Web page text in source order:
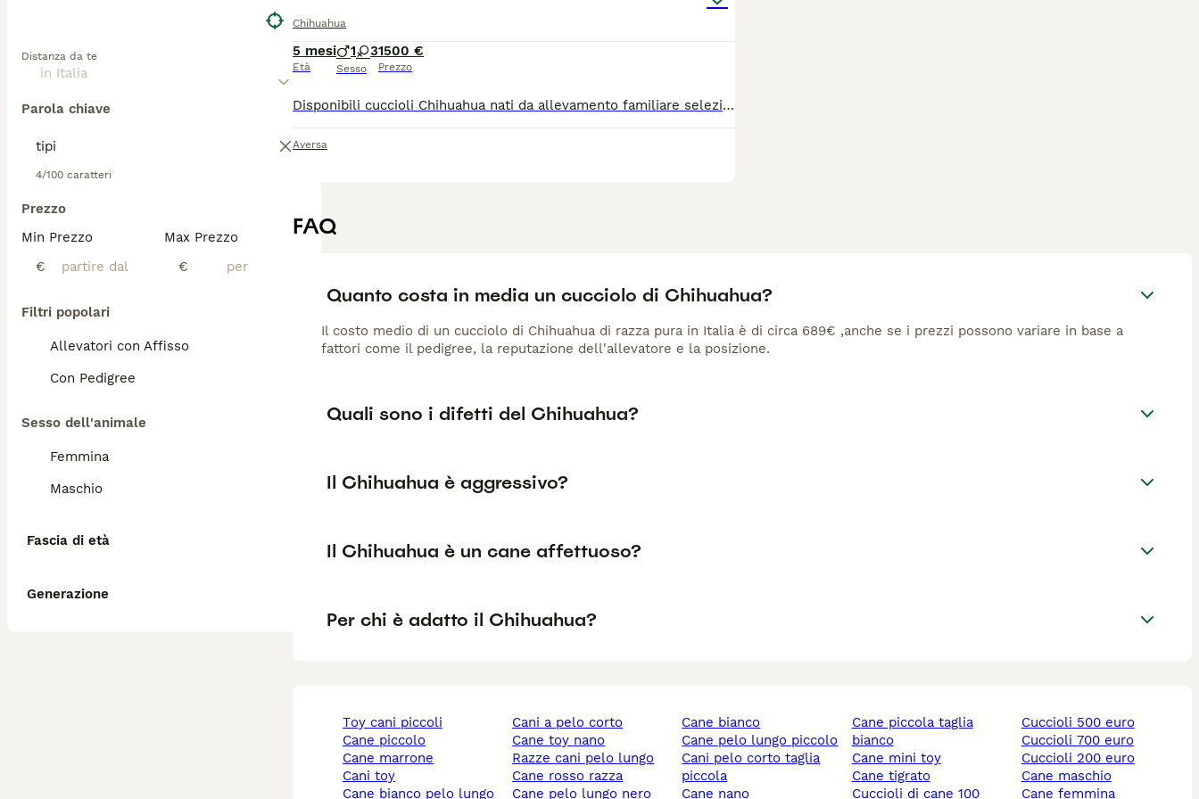
Distanza da te
Parola chiave
4/100 caratteri
Prezzo
Min Prezzo
€
Max Prezzo
€
Filtri popolari
Allevatori con Affisso
Con Pedigree
Sesso dell'animale
Femmina
Maschio
Fascia di età
Generazione
Chihuahua
5 mesi
Età
1 3
Sesso
1500 €
Prezzo
Disponibili cuccioli Chihuahua nati da allevamento familiare selezionato 🐾 I cuccioli hanno circa 40 giorni e crescono in ambiente domestico con costante attenzione alla socializzazione e allo sviluppo del carattere. Vengono abituati fin da piccoli al contatto umano e a diversi stimoli grazie a un percorso di stimolazione precoce e arricchimento ambientale. ✔️ Prima sverminazione effettuata ✔️ Svezzamento in corso ✔️ Seguiti da educatore cinofilo Saranno ceduti con: - libretto sanitario - vaccinazioni - ulteriori sverminazioni Genitori selezionati con linee di sangue di qualità, tipicità di razza e soggetti presenti anche in esposizione. 📍 Aversa (Caserta) Disponibili per famiglie serie e consapevoli.
Aversa
FAQ
Quanto costa in media un cucciolo di Chihuahua?
Il costo medio di un cucciolo di Chihuahua di razza pura in Italia è di circa 689€ ,anche se i prezzi possono variare in base a
fattori come il pedigree, la reputazione dell'allevatore e la posizione.
Quali sono i difetti del Chihuahua?
Il Chihuahua è aggressivo?
Il Chihuahua è un cane affettuoso?
Per chi è adatto il Chihuahua?
toy cani piccoli
cane piccolo
cane marrone
cani toy
cane bianco pelo lungo
cani a pelo corto
cane toy nano
razze cani pelo lungo
cane rosso razza
cane pelo lungo nero
cane bianco
cane pelo lungo piccolo
cani pelo corto taglia
piccola
cane nano
cane piccola taglia
bianco
cane mini toy
cane tigrato
cuccioli di cane 100
cuccioli 500 euro
cuccioli 700 euro
cuccioli 200 euro
cane maschio
cane femmina